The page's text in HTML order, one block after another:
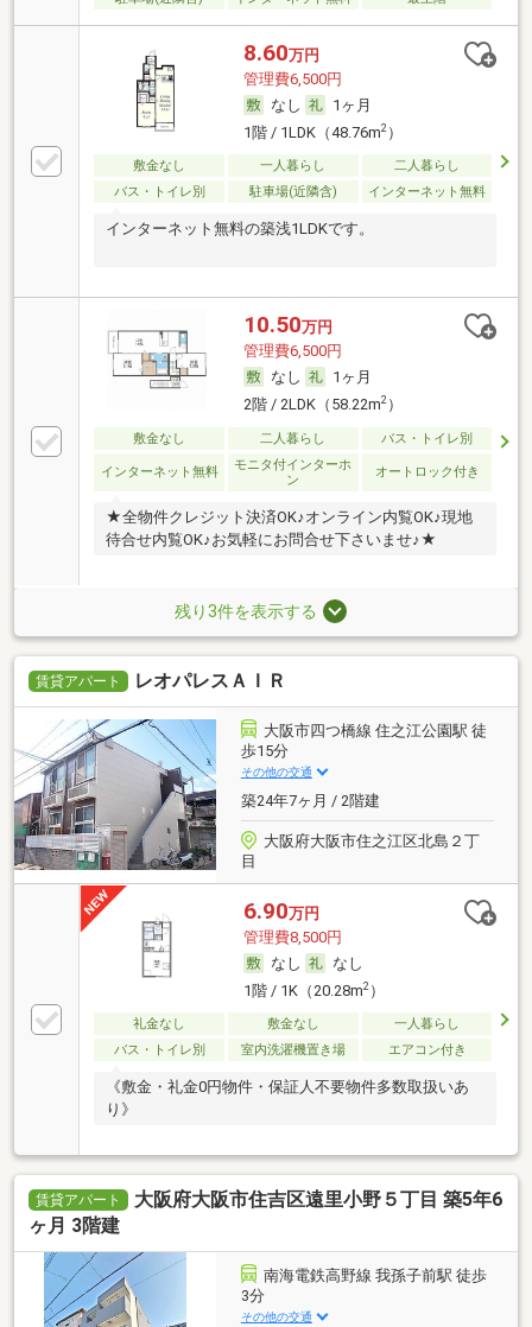
8.60万円
管理費6,500円
なし
1ヶ月
1階 / 1LDK（48.76m2）
敷金なし 一人暮らし
二人暮らし
バス・トイレ別
駐車場(近隣含) インターネット無料
インターネット無料の築浅1LDKです。
10.50万円
管理費6,500円
なし
1ヶ月
2階 / 2LDK（58.22m2）
敷金なし 二人暮らし バス・トイレ別
インターネット無料
モニタ付インターホ
ン
オートロック付き
★全物件クレジット決済OK♪オンライン内覧OK♪現地
待合せ内覧OK♪お気軽にお問合せ下さいませ♪★
残り3件を表示する
賃貸アパート レオパレスＡＩＲ
大阪市四つ橋線 住之江公園駅 徒
歩15分
その他の交通
築24年7ヶ月 / 2階建
大阪府大阪市住之江区北島２丁
目
6.90万円
管理費8,500円
なし
なし
1階 / 1K（20.28m2）
礼金なし 敷金なし
一人暮らし
バス・トイレ別
室内洗濯機置き場 エアコン付き
《敷金・礼金0円物件・保証人不要物件多数取扱いあ
り》
賃貸アパート
大阪府大阪市住吉区遠里小野５丁目 築5年6
ヶ月 3階建
南海電鉄高野線 我孫子前駅 徒歩
3分
その他の交通